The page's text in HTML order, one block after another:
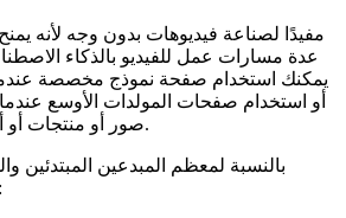
عدة مسارات عمل للفيديو بالذكاء
يمكنك استخدام صفحة نموذج مخصصة
أو استخدام صفحات المولدات الأوسع عندما
صور أو منتجات أو أفكارًا تقودها الموسيقى.
بالنسبة لمعظم المبدعين المبتدئين
الأدوات العملية كالتالي: